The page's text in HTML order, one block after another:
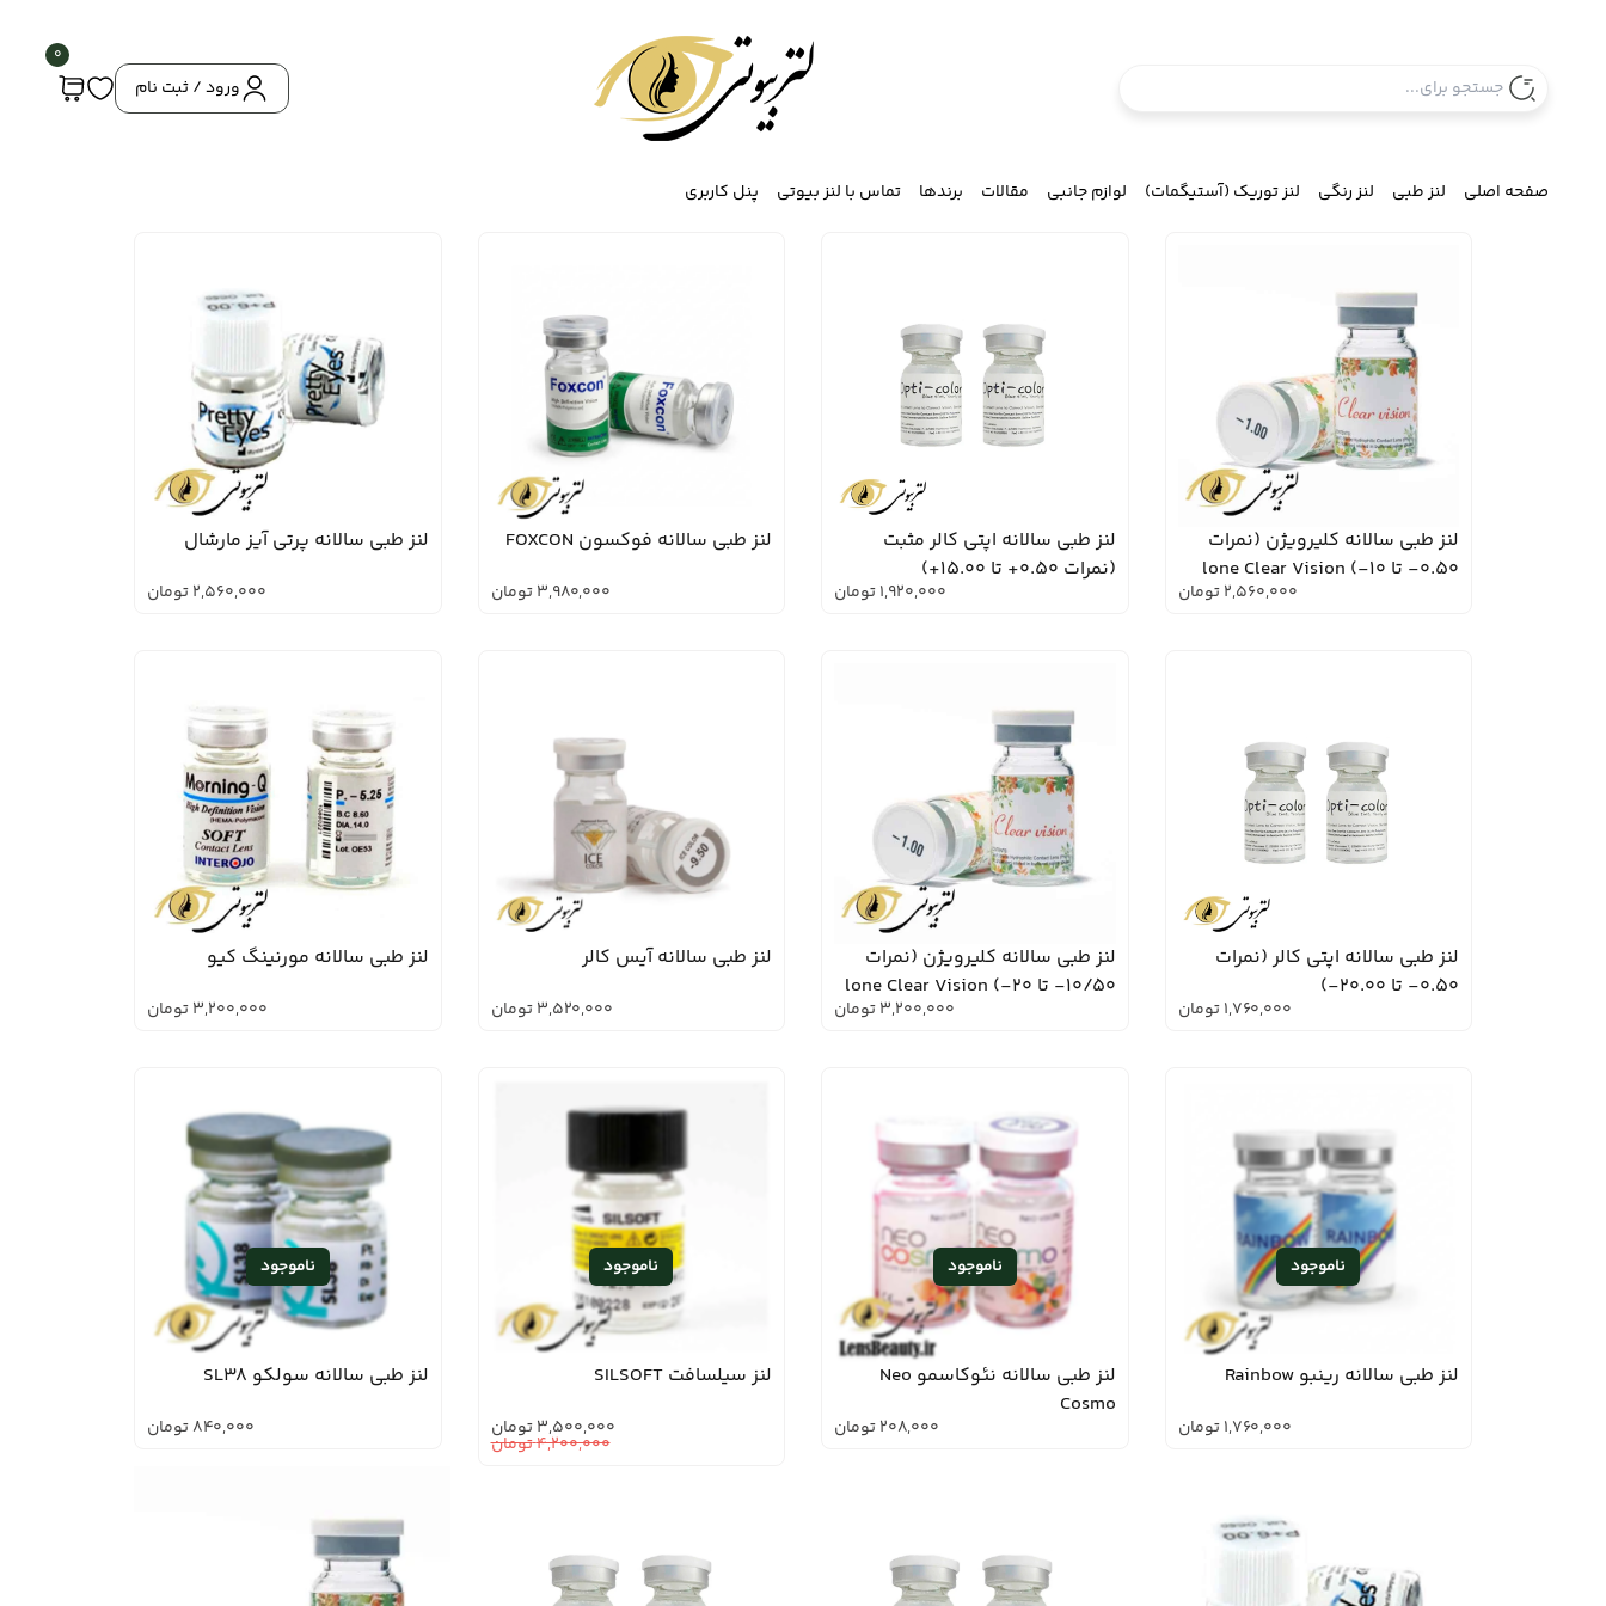
ورود / ثبت نام
0
صفحه اصلی لنز طبی لنز رنگی لنز توریک (آستیگمات) لوازم جانبی مقالات برندها تماس با لنز بیوتی پنل کاربری
لنز طبی سالانه کلیرویژن (نمرات
0.50- تا 10-) lone Clear Vision
2,560,000 تومان
لنز طبی سالانه اپتی کالر مثبت
(نمرات 0.50+ تا 15.00+)
1,920,000تومان
لنز طبی سالانه فوکسون FOXCON
3,980,000 تومان
لنز طبی سالانه پرتی آیز مارشال
2,560,000تومان
لنز طبی سالانه اپتی کالر (نمرات
0.50- تا 20.00-)
1,760,000 تومان
لنز طبی سالانه کلیرویژن (نمرات
10/50- تا 20-) lone Clear Vision
3,200,000تومان
لنز طبی سالانه آیس کالر
3,520,000 تومان
لنز طبی سالانه مورنینگ کیو
3,200,000تومان
لنز طبی سالانه رینبو Rainbow
1,760,000 تومان
لنز طبی سالانه نئوکاسمو Neo
Cosmo
208,000تومان
لنز سیلسافت SILSOFT
4,200,000تومان
3,500,000 تومان
لنز طبی سالانه سولکو SL38
840,000تومان